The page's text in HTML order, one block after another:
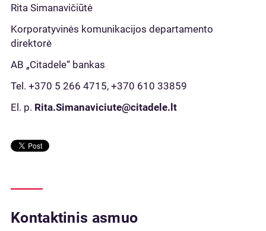
Rita Simanavičiūtė
Korporatyvinės komunikacijos departamento
direktorė
AB „Citadele“ bankas
Tel. +370 5 266 4715, +370 610 33859
El. p. Rita.Simanaviciute@citadele.lt
Kontaktinis asmuo